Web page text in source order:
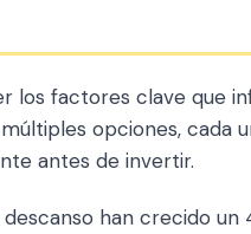
los factores clave que
opciones, cada
antes de invertir.
han crecido un